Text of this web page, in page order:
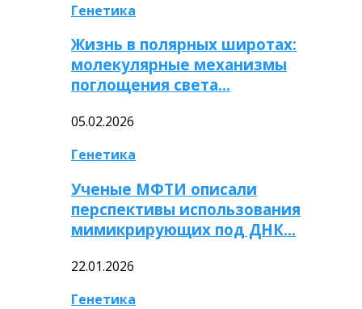
Генетика
Жизнь в полярных широтах:
молекулярные механизмы
поглощения света…
05.02.2026
Генетика
Ученые МФТИ описали
перспективы использования
мимикрирующих под ДНК…
22.01.2026
Генетика